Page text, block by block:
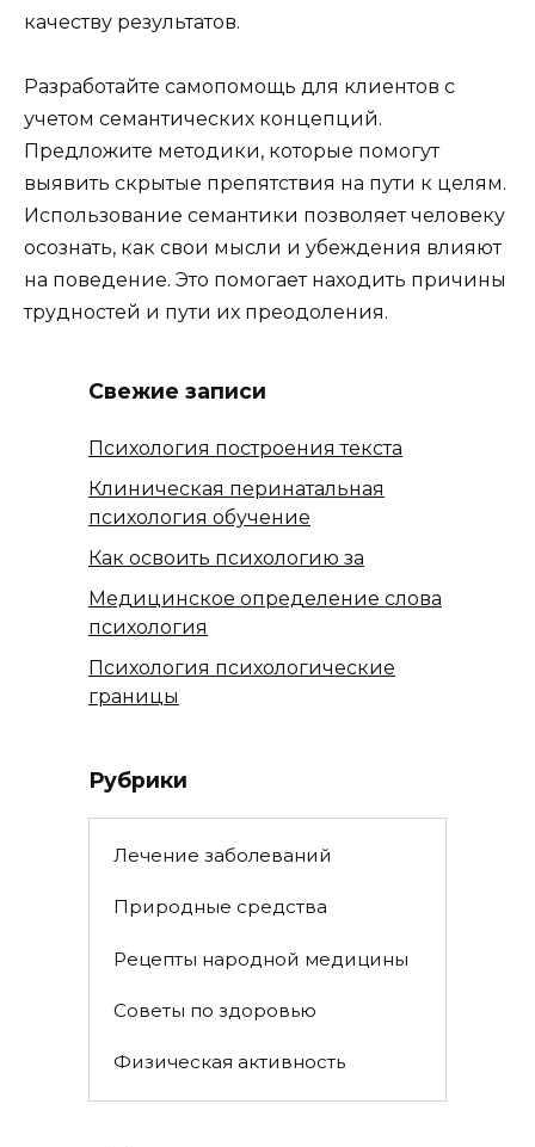
качеству результатов.
Разработайте самопомощь для клиентов с
учетом семантических концепций.
Предложите методики, которые помогут
выявить скрытые препятствия на пути к целям.
Использование семантики позволяет человеку
осознать, как свои мысли и убеждения влияют
на поведение. Это помогает находить причины
трудностей и пути их преодоления.
Свежие записи
Психология построения текста
Клиническая перинатальная
психология обучение
Как освоить психологию за
Медицинское определение слова
психология
Психология психологические
границы
Рубрики
Лечение заболеваний
Природные средства
Рецепты народной медицины
Советы по здоровью
Физическая активность